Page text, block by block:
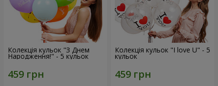
Колекція кульок "З Днем
Народження!" - 5 кульок
Колекція кульок "I love U" - 5
кульок